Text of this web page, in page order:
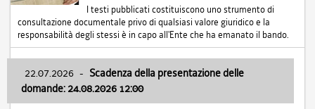
I testi pubblicati costituiscono uno strumento di
consultazione documentale privo di qualsiasi valore giuridico e la
responsabilità degli stessi è in capo all'Ente che ha emanato il bando.
22.07.2026 - Scadenza della presentazione delle
domande: 24.08.2026 12:00